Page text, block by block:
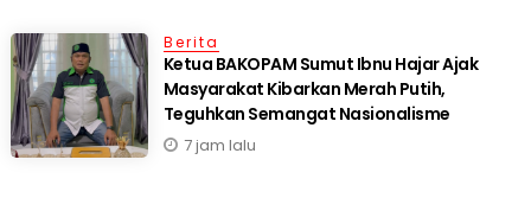
Berita
Ketua BAKOPAM Sumut Ibnu Hajar Ajak
Masyarakat Kibarkan Merah Putih,
Teguhkan Semangat Nasionalisme
7 jam lalu